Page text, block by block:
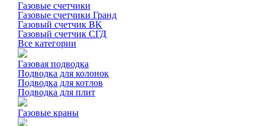
Газовые счетчики
Газовые счетчики Гранд
Газовый счетчик BK
Газовый счетчик СГД
Все категории
Газовая подводка
Подводка для колонок
Подводка для котлов
Подводка для плит
Газовые краны